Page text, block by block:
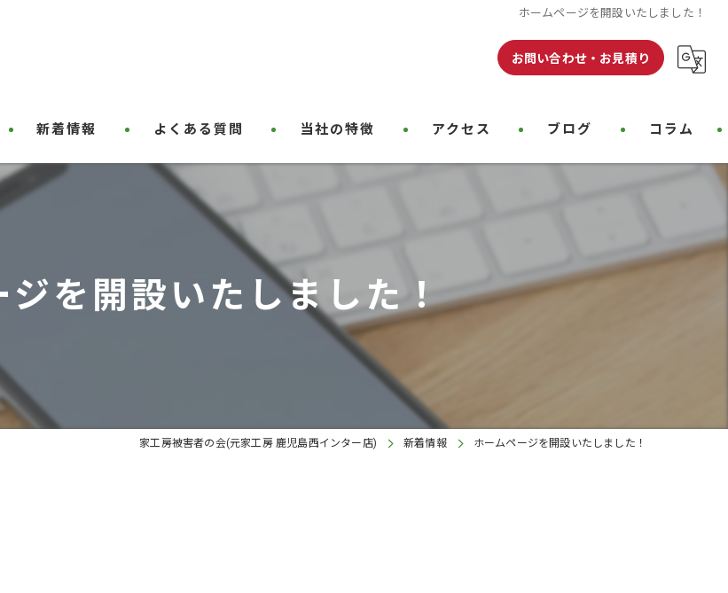
ホームページを開設いたしました！
お問い合わせ・お見積り
新着情報 よくある質問 当社の特徴
剪定
アクセス ブログ コラム
ジを開設いたしました！
家工房被害者の会(元家工房 鹿児島西インター店) 新着情報 ホームページを開設いたしました！